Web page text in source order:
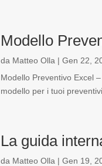
Modello
da Matteo Olla | Gen 22,
Modello Preventivo Excel
modello per i tuoi preventivi
La guida
da Matteo Olla | Gen 19,